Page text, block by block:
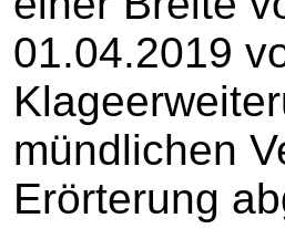
01.04.2019
mündlichen
Erörterung